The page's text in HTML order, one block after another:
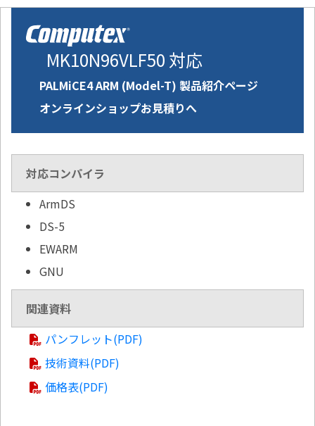
MK10N96VLF50 対応
PALMiCE4 ARM (Model-T) 製品紹介ページ
オンラインショップお見積りへ
対応コンパイラ
ArmDS
DS-5
EWARM
GNU
関連資料
パンフレット(PDF)
技術資料(PDF)
価格表(PDF)